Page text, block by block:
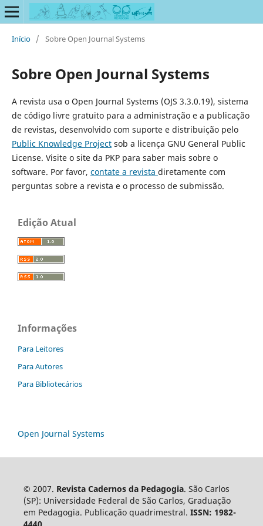
Início / Sobre Open Journal Systems
Sobre Open Journal Systems
A revista usa o Open Journal Systems (OJS 3.3.0.19), sistema
de código livre gratuito para a administração e a publicação
de revistas, desenvolvido com suporte e distribuição pelo
Public Knowledge Projectsob a licença GNU General Public
License. Visite o site da PKP para saber mais sobre o
software. Por favor, contate a revista diretamente com
perguntas sobre a revista e o processo de submissão.
Edição Atual
Informações
Para Leitores
Para Autores
Para Bibliotecários
Open Journal Systems
© 2007. Revista Cadernos da Pedagogia. São Carlos
(SP): Universidade Federal de São Carlos, Graduação
em Pedagogia. Publicação quadrimestral. ISSN: 1982-